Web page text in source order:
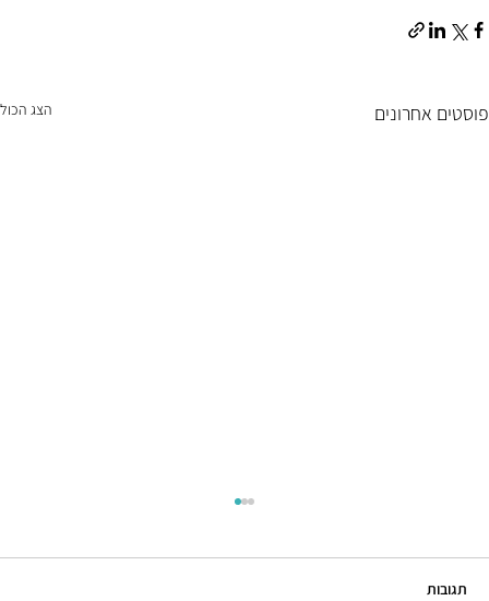
פוסטים אחרונים הצג הכול
תגובות